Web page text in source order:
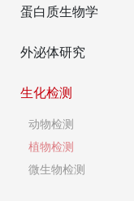
蛋白质生物学
外泌体研究
生化检测
动物检测
植物检测
微生物检测